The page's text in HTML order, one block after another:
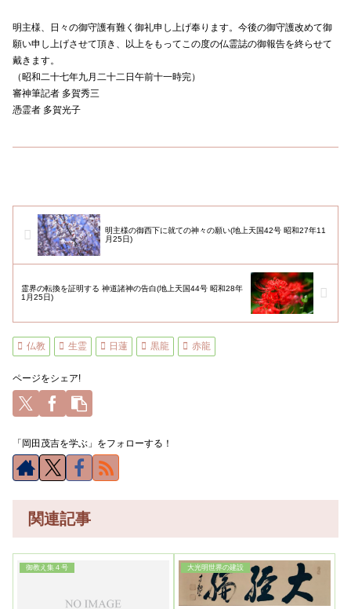
明主様、日々の御守護有難く御礼申し上げ奉ります。今後の御守護改めて御
願い申し上げさせて頂き、以上をもってこの度の仏霊誌の御報告を終らせて
戴きます。
（昭和二十七年九月二十二日午前十一時完）
審神筆記者 多賀秀三
憑霊者 多賀光子
明主様の御西下に就ての神々の願い(地上天国42号 昭和27年11
月25日)
霊界の転換を証明する 神道諸神の告白(地上天国44号 昭和28年
1月25日)
仏教 生霊 日蓮 黒龍 赤龍
ページをシェア!
「岡田茂吉を学ぶ」をフォローする！
関連記事
御教え集４号 大光明世界の建設